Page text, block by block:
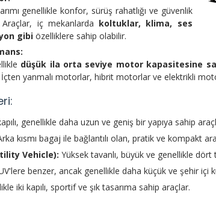
genellikle konfor, sürüş rahatlığı ve güvenlik
Araçlar, iç mekanlarda koltuklar, klima, ses
gibi özelliklere sahip olabilir.
düşük ila orta seviye motor kapasitesine
yanmalı motorlar, hibrit motorlar ve elektrikli
genellikle daha uzun ve geniş bir yapıya sahip
kısmı bagaj ile bağlantılı olan, pratik ve kompakt
Vehicle): Yüksek tavanlı, büyük ve genellikle
benzer, ancak genellikle daha küçük ve şehir içi
iki kapılı, sportif ve şık tasarıma sahip araçlar.